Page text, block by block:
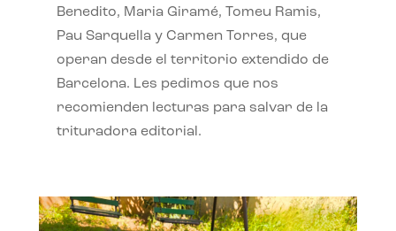
Benedito, Maria Giramé, Tomeu Ramis,
Pau Sarquella y Carmen Torres, que
operan desde el territorio extendido de
Barcelona. Les pedimos que nos
recomienden lecturas para salvar de la
trituradora editorial.